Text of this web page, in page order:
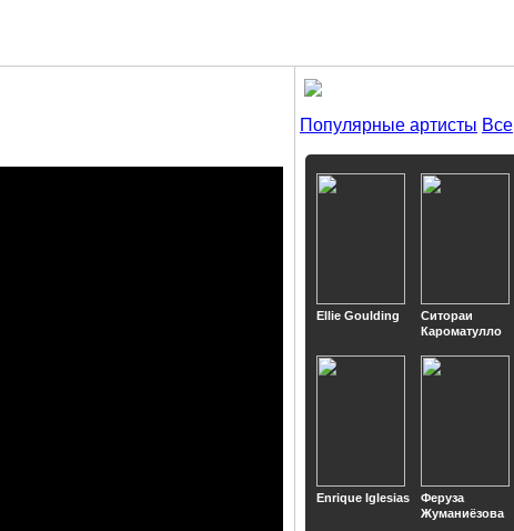
Популярные артисты Все
Ellie Goulding
Ситораи
Кароматулло
Enrique Iglesias
Феруза
Жуманиёзова